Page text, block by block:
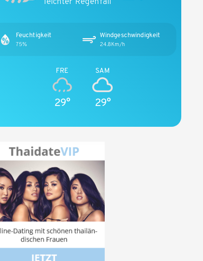
Feuchtigkeit
75%
Windgeschwindigkeit
24.8Km/h
FRE
29°
SAM
29°